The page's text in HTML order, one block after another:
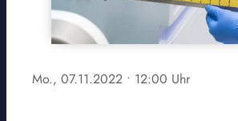
Mo., 07.11.2022 • 12:00 Uhr